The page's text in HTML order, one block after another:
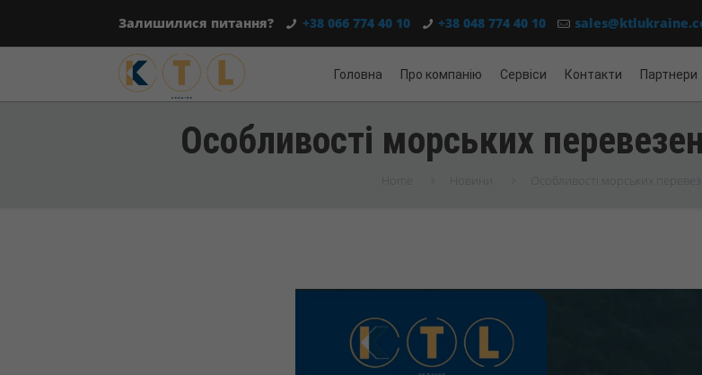
Залишилися питання? +38 066 774 40 10 +38 048 774 40 10
Головна Про компанію Сервіси Контакти Партнери
Особливості морських
Home Новини